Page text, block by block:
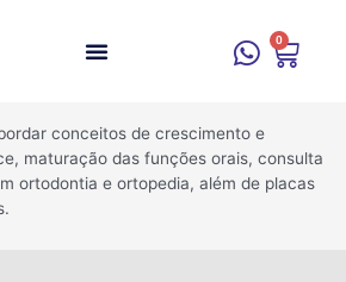
0
conceitos de crescimento e
maturação das funções orais, consulta
ortodontia e ortopedia, além de placas